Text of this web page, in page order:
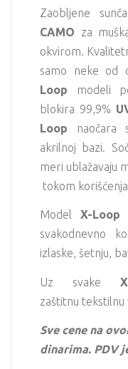
Zaobljene
CAMO za
okvirom.
samo neke od
Loop modeli
blokira 99,9%
Loop naočara
akrilnoj bazi.
meri ublažavaju
tokom
Model X-Loop
svakodnevno
izlaske, šetnju,
Uz svake
zaštitnu tekstilnu
Sve cene na
dinarima. PDV